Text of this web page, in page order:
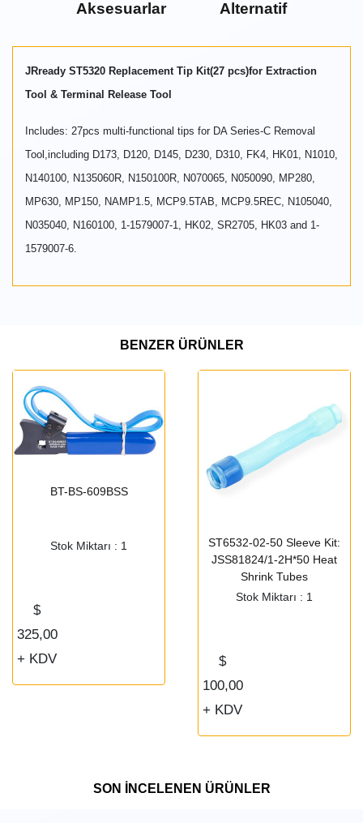
Aksesuarlar Alternatif
JRready ST5320 Replacement Tip Kit(27 pcs)for Extraction
Tool & Terminal Release Tool
Includes: 27pcs multi-functional tips for DA Series-C Removal
Tool,including D173, D120, D145, D230, D310, FK4, HK01, N1010,
N140100, N135060R, N150100R, N070065, N050090, MP280,
MP630, MP150, NAMP1.5, MCP9.5TAB, MCP9.5REC, N105040,
N035040, N160100, 1-1579007-1, HK02, SR2705, HK03 and 1-
1579007-6.
BENZER ÜRÜNLER
BT-BS-609BSS
Stok Miktarı : 1
$
325,00
+ KDV
ST6532-02-50 Sleeve Kit:
JSS81824/1-2H*50 Heat
Shrink Tubes
Stok Miktarı : 1
$
100,00
+ KDV
SON İNCELENEN ÜRÜNLER